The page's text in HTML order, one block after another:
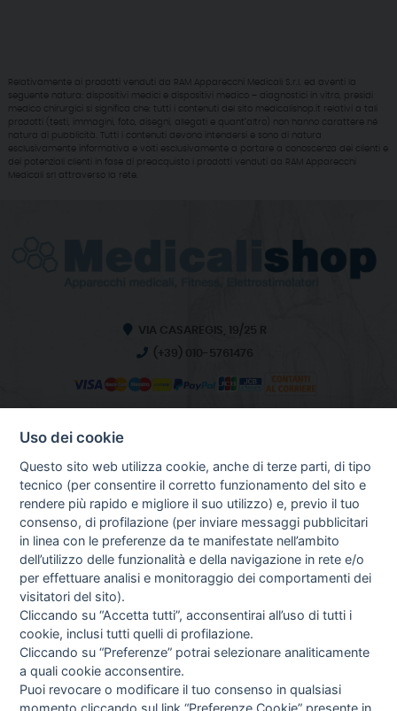
Relativamente ai prodotti venduti da RAM Apparecchi Medicali S.r.l. ed aventi la
seguente natura: dispositivi medici e dispositivi medico – diagnostici in vitro, presidi
medico chirurgici si significa che: tutti i contenuti del sito medicalishop.it relativi a tali
prodotti (testi, immagini, foto, disegni, allegati e quant’altro) non hanno carattere né
natura di pubblicità. Tutti i contenuti devono intendersi e sono di natura
esclusivamente informativa e volti esclusivamente a portare a conoscenza dei clienti e
dei potenziali clienti in fase di preacquisto i prodotti venduti da RAM Apparecchi
Medicali srl attraverso la rete.
VIA CASAREGIS, 19/25 R
(+39) 010-5761476
HOME
CHI SIAMO
NOTIZIE
CONTATTI
GUIDA AGLI ACQUISTI
PROCEDURA DI ACQUISTO
PAGAMENTI
DIRITTO DI RECESSO
SPEDIZIONI E COSTI
GESTIONE RESI
NEWSLETTER
Uso dei cookie
Questo sito web utilizza cookie, anche di terze parti, di tipo
tecnico (per consentire il corretto funzionamento del sito e
rendere più rapido e migliore il suo utilizzo) e, previo il tuo
consenso, di profilazione (per inviare messaggi pubblicitari
in linea con le preferenze da te manifestate nell’ambito
dell’utilizzo delle funzionalità e della navigazione in rete e/o
per effettuare analisi e monitoraggio dei comportamenti dei
visitatori del sito).
Cliccando su “Accetta tutti”, acconsentirai all’uso di tutti i
cookie, inclusi tutti quelli di profilazione.
Cliccando su “Preferenze” potrai selezionare analiticamente
a quali cookie acconsentire.
Puoi revocare o modificare il tuo consenso in qualsiasi
momento cliccando sul link “Preferenze Cookie” presente in